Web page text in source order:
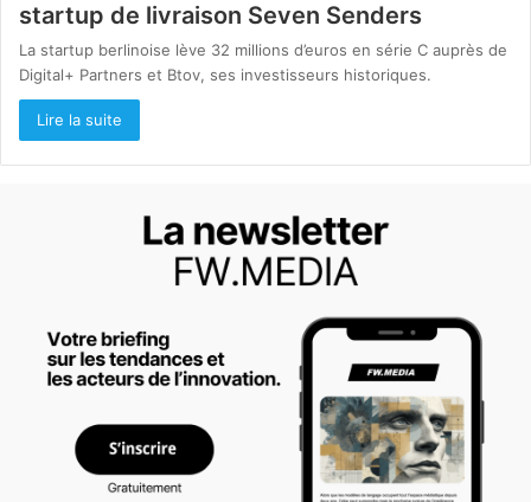
startup de livraison Seven Senders
La startup berlinoise lève 32 millions d’euros en série C auprès de
Digital+ Partners et Btov, ses investisseurs historiques.
Lire la suite